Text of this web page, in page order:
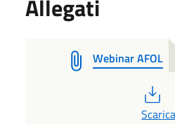
Allegati
Webinar AFOL
PDF
Scarica